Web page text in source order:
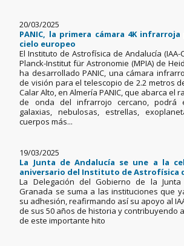
20/03/2025
PANIC, la primera cámara 4K
cielo europeo
El Instituto de Astrofísica de Andalucía (IAA-
Planck-Institut für Astronomie (MPIA) de
ha desarrollado PANIC, una cámara
de visión para el telescopio de 2.2 metros
Calar Alto, en Almería PANIC, que abarca el
de onda del infrarrojo cercano, podrá
galaxias, nebulosas, estrellas,
cuerpos más...
19/03/2025
La Junta de Andalucía se une a la
aniversario del Instituto de Astrofísica
La Delegación del Gobierno de la
Granada se suma a las instituciones que
su adhesión, reafirmando así su apoyo al
de sus 50 años de historia y contribuyendo
de este importante hito